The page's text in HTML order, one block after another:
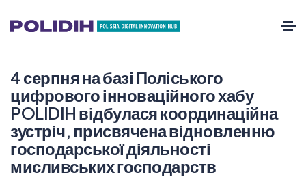
4 серпня на базі Поліського
цифрового інноваційного хабу
POLIDIH відбулася координаційна
зустріч, присвячена відновленню
господарської діяльності
мисливських господарств